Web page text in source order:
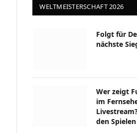
WELTMEISTERSCHAFT 2026
Folgt für
nächste
Wer zeigt
im
den Spielen